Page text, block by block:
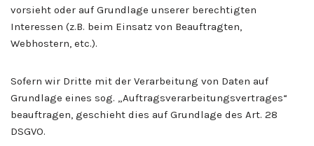
vorsieht oder auf Grundlage unserer berechtigten
Interessen (z.B. beim Einsatz von Beauftragten,
Webhostern, etc.).
Sofern wir Dritte mit der Verarbeitung von Daten auf
Grundlage eines sog. „Auftragsverarbeitungsvertrages“
beauftragen, geschieht dies auf Grundlage des Art. 28
DSGVO.